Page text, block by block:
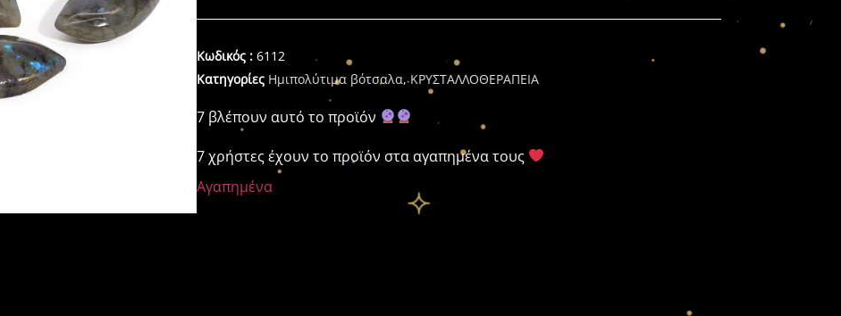
Κωδικός :6112
Κατηγορίες Ημιπολύτιμα βότσαλα,ΚΡΥΣΤΑΛΛΟΘΕΡΑΠΕΙΑ
7 βλέπουν αυτό το προϊόν
7 χρήστες έχουν το προϊόν στα αγαπημένα τους
Αγαπημένα